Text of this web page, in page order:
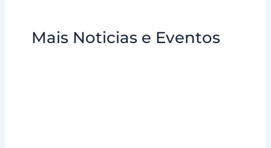
Mais Noticias e Eventos